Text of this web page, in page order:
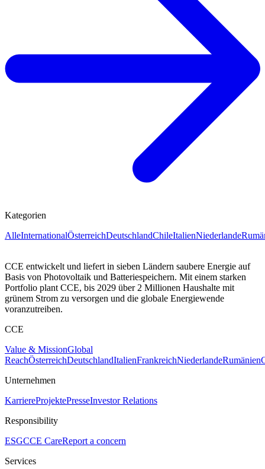
Kategorien
AlleInternationalÖsterreichDeutschlandChileItalienNiederlande
CCE entwickelt und liefert in sieben Ländern saubere Energie auf
Basis von Photovoltaik und Batteriespeichern. Mit einem starken
Portfolio plant CCE, bis 2029 über 2 Millionen Haushalte mit
grünem Strom zu versorgen und die globale Energiewende
voranzutreiben.
CCE
Value & MissionGlobal
ReachÖsterreichDeutschlandItalienFrankreichNiederlandeRumänien
Unternehmen
KarriereProjektePresseInvestor Relations
Responsibility
ESGCCE CareReport a concern
Services